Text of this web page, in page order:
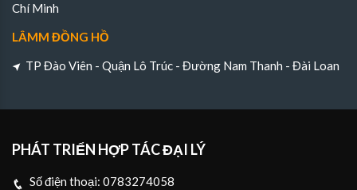
Chí Minh
LÂMM ĐỒNG HỒ
TP Đào Viên - Quận Lô Trúc - Đường Nam Thanh - Đài Loan
PHÁT TRIỂN HỢP TÁC ĐẠI LÝ
Số điện thoại: 0783274058